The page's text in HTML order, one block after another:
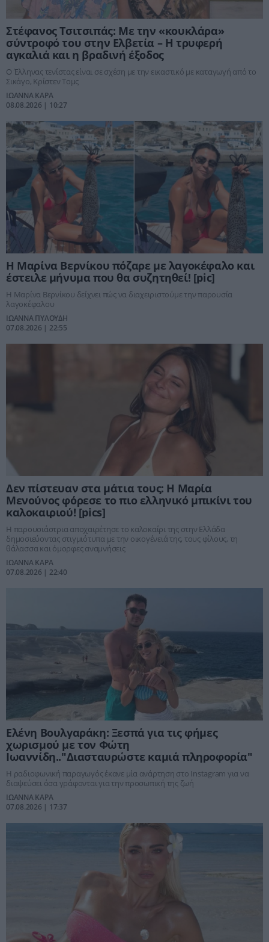
Στέφανος Τσιτσιπάς: Με την «κουκλάρα»
σύντροφό του στην Ελβετία – Η τρυφερή
αγκαλιά και η βραδινή έξοδος
Ο Έλληνας τενίστας είναι σε σχέση με την εικαστικό με καταγωγή από το
Σικάγο, Κρίστεν Τομς
ΙΩΑΝΝΑ ΚΑΡΑ
08.08.2026 | 10:27
Η Μαρίνα Βερνίκου πόζαρε με λαγοκέφαλο και
έστειλε μήνυμα που θα συζητηθεί! [pic]
Η Μαρίνα Βερνίκου δείχνει πώς να διαχειριστούμε την παρουσία
λαγοκέφαλου
ΙΩΑΝΝΑ ΠΥΛΟΥΔΗ
07.08.2026 | 22:55
Δεν πίστευαν στα μάτια τους: Η Μαρία
Μενούνος φόρεσε το πιο ελληνικό μπικίνι του
καλοκαιριού! [pics]
Η παρουσιάστρια αποχαιρέτησε το καλοκαίρι της στην Ελλάδα
δημοσιεύοντας στιγμιότυπα με την οικογένειά της, τους φίλους, τη
θάλασσα και όμορφες αναμνήσεις
ΙΩΑΝΝΑ ΚΑΡΑ
07.08.2026 | 22:40
Ελένη Βουλγαράκη: Ξεσπά για τις φήμες
χωρισμού με τον Φώτη
Ιωαννίδη.."Διασταυρώστε καμιά πληροφορία"
Η ραδιοφωνική παραγωγός έκανε μία ανάρτηση στο Instagram για να
διαψεύσει όσα γράφονται για την προσωπική της ζωή
ΙΩΑΝΝΑ ΚΑΡΑ
07.08.2026 | 17:37